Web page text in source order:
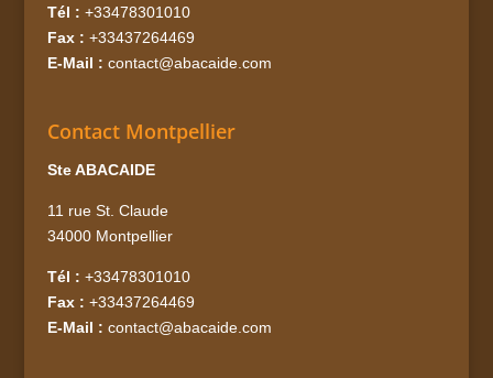
Tél : +33478301010
Fax : +33437264469
E-Mail : contact@abacaide.com
Contact Montpellier
Ste ABACAIDE
11 rue St. Claude
34000 Montpellier
Tél : +33478301010
Fax : +33437264469
E-Mail : contact@abacaide.com